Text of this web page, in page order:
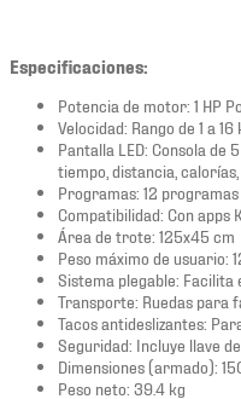
Especificaciones:
Potencia de motor: 1 HP
Velocidad: Rango de 1 a
Pantalla LED: Consola de
tiempo, distancia,
Programas: 12
Compatibilidad: Con apps
Área de trote: 125x45 cm
Peso máximo de usuario:
Sistema plegable: Facilita
Transporte: Ruedas para
Tacos antideslizantes:
Seguridad: Incluye llave
Dimensiones (armado):
Peso neto: 39.4 kg